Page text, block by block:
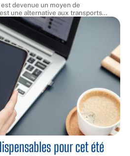
devenue un moyen de
une alternative aux transports…
pour cet été